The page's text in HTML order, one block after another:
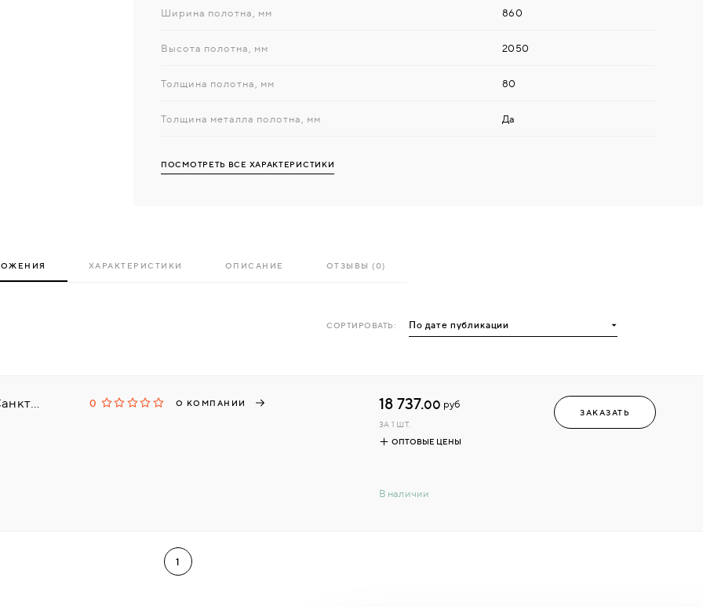
Ширина полотна, мм 860
Высота полотна, мм 2050
Толщина полотна, мм 80
Толщина металла полотна, мм Да
ПОСМОТРЕТЬ ВСЕ ХАРАКТЕРИСТИКИ
ХАРАКТЕРИСТИКИ ОПИСАНИЕ ОТЗЫВЫ (0)
СОРТИРОВАТЬ:
0 О КОМПАНИИ
В наличии
18 737.00 руб
ЗА 1 ШТ.
ОПТОВЫЕ ЦЕНЫ
ЗАКАЗАТЬ
1